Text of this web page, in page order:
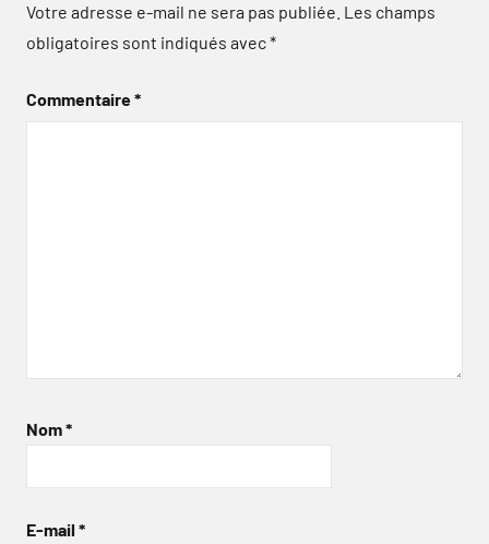
Votre adresse e-mail ne sera pas publiée. Les champs
obligatoires sont indiqués avec*
Commentaire*
Nom*
E-mail *